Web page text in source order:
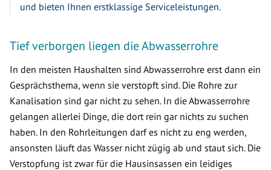
und bieten Ihnen erstklassige Serviceleistungen.
Tief verborgen liegen die Abwasserrohre
In den meisten Haushalten sind Abwasserrohre erst dann ein
Gesprächsthema, wenn sie verstopft sind. Die Rohre zur
Kanalisation sind gar nicht zu sehen. In die Abwasserrohre
gelangen allerlei Dinge, die dort rein gar nichts zu suchen
haben. In den Rohrleitungen darf es nicht zu eng werden,
ansonsten läuft das Wasser nicht zügig ab und staut sich. Die
Verstopfung ist zwar für die Hausinsassen ein leidiges